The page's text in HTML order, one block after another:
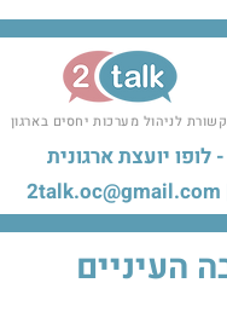
לניהול מערכות יחסים בארגון
- לופו יועצת ארגונית
2talk.oc@gmail.com
העיניים